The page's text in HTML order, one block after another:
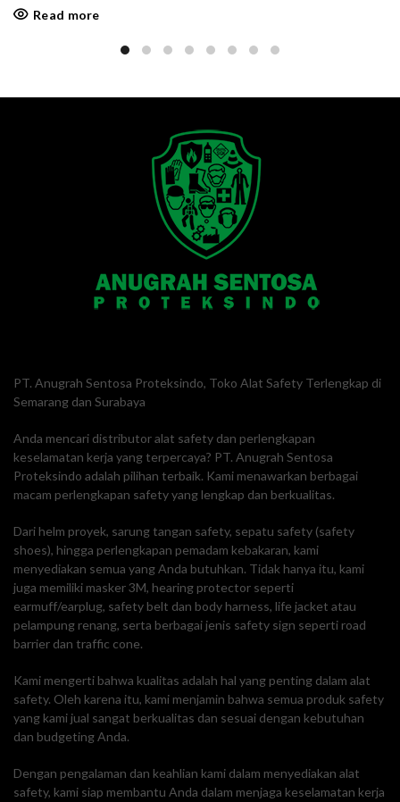
Read more
PT. Anugrah Sentosa Proteksindo, Toko Alat Safety Terlengkap di
Semarang dan Surabaya
Anda mencari distributor alat safety dan perlengkapan
keselamatan kerja yang terpercaya? PT. Anugrah Sentosa
Proteksindo adalah pilihan terbaik. Kami menawarkan berbagai
macam perlengkapan safety yang lengkap dan berkualitas.
Dari helm proyek, sarung tangan safety, sepatu safety (safety
shoes), hingga perlengkapan pemadam kebakaran, kami
menyediakan semua yang Anda butuhkan. Tidak hanya itu, kami
juga memiliki masker 3M, hearing protector seperti
earmuff/earplug, safety belt dan body harness, life jacket atau
pelampung renang, serta berbagai jenis safety sign seperti road
barrier dan traffic cone.
Kami mengerti bahwa kualitas adalah hal yang penting dalam alat
safety. Oleh karena itu, kami menjamin bahwa semua produk safety
yang kami jual sangat berkualitas dan sesuai dengan kebutuhan
dan budgeting Anda.
Dengan pengalaman dan keahlian kami dalam menyediakan alat
safety, kami siap membantu Anda dalam menjaga keselamatan kerja